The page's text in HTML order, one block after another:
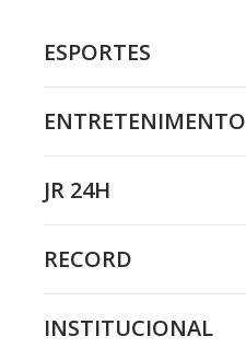
ESPORTES
ENTRETENIMENTO
JR 24H
RECORD
INSTITUCIONAL